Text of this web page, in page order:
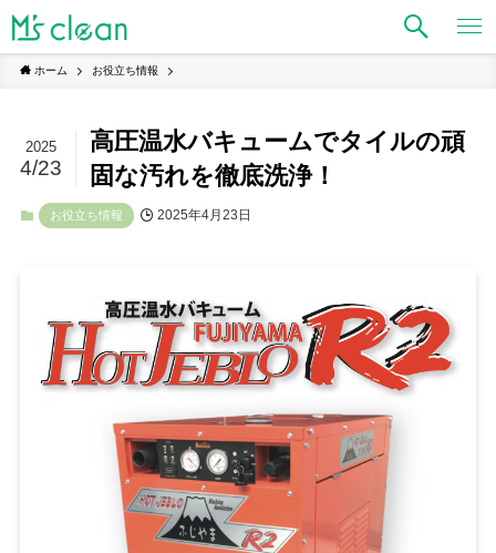
ホーム お役立ち情報
高圧温水バキュームでタイルの頑
固な汚れを徹底洗浄！
2025
4/23
お役立ち情報 2025年4月23日